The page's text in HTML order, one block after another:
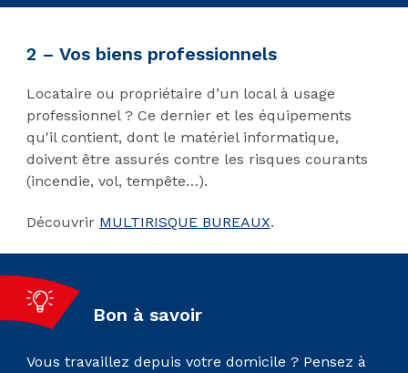
2 – Vos biens professionnels
Locataire ou propriétaire d’un local à usage
professionnel ? Ce dernier et les équipements
qu'il contient, dont le matériel informatique,
doivent être assurés contre les risques courants
(incendie, vol, tempête…).
Découvrir MULTIRISQUE BUREAUX.
Bon à savoir
Vous travaillez depuis votre domicile ? Pensez à